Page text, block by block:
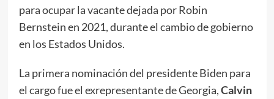
para ocupar la vacante dejada por Robin
Bernstein en 2021, durante el cambio de gobierno
en los Estados Unidos.
La primera nominación del presidente Biden para
el cargo fue el exrepresentante de Georgia,Calvin